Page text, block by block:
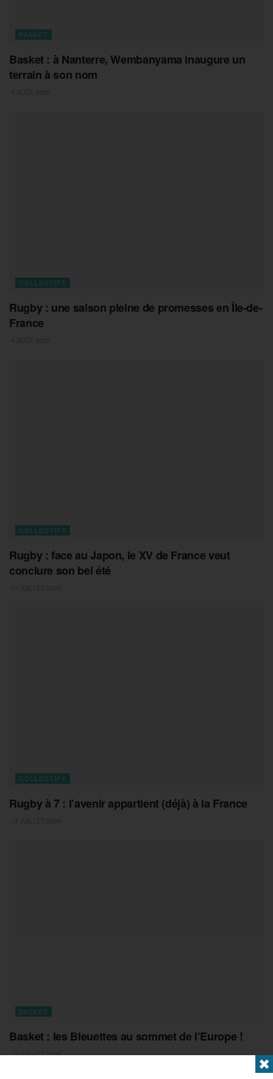
BASKET
Basket : à Nanterre, Wembanyama inaugure un
terrain à son nom
COLLECTIFS
Rugby : une saison pleine de promesses en Île-de-
France
COLLECTIFS
Rugby : face au Japon, le XV de France veut
conclure son bel été
COLLECTIFS
Rugby à 7 : l’avenir appartient (déjà) à la France
BASKET
Basket : les Bleuettes au sommet de l’Europe !
13 JUILLET 2026
✖